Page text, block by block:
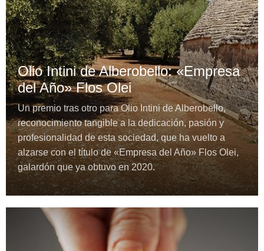
Olio Intini de Alberobello: «Empresa
del Año» Flos Olei
Un premio tras otro para Olio Intini de Alberobello,
reconocimiento tangible a la dedicación, pasión y
profesionalidad de esta sociedad, que ha vuelto a
alzarse con el título de «Empresa del Año» Flos Olei,
galardón que ya obtuvo en 2020.